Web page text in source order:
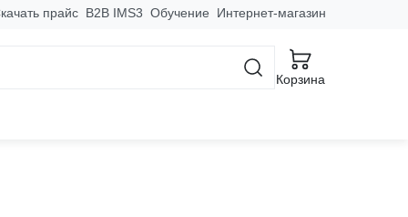
прайс B2B IMS3 Обучение Интернет-магазин
Корзина
3,5кВт IP44 PROxima